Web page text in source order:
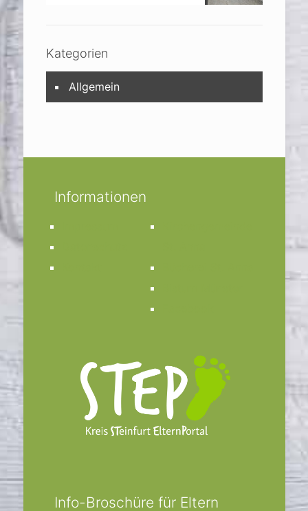
Kategorien
Allgemein
Informationen
Info-Broschüre für Eltern